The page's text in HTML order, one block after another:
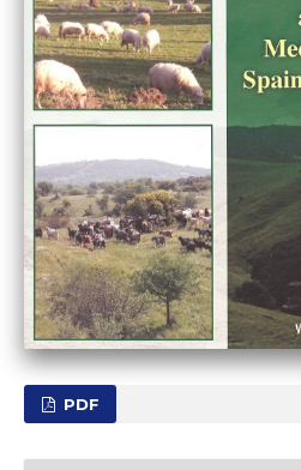
PDF